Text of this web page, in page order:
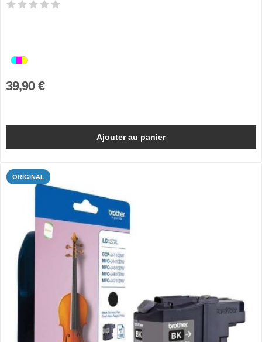
39,90 €
Ajouter au panier
ORIGINAL